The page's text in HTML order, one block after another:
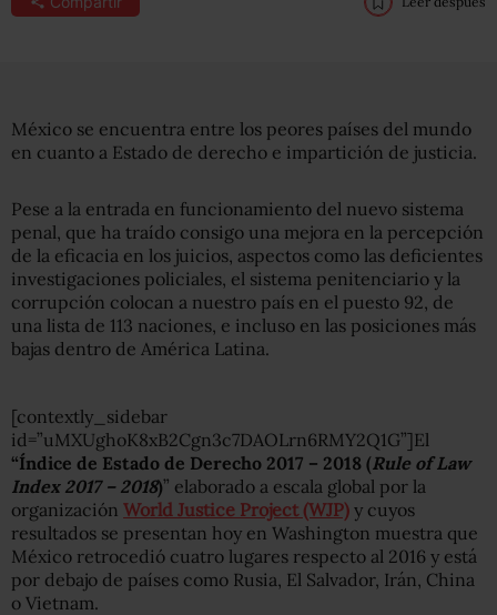
México se encuentra entre los peores países del mundo
en cuanto a Estado de derecho e impartición de justicia.
Pese a la entrada en funcionamiento del nuevo sistema
penal, que ha traído consigo una mejora en la percepción
de la eficacia en los juicios, aspectos como las deficientes
investigaciones policiales, el sistema penitenciario y la
corrupción colocan a nuestro país en el puesto 92, de
una lista de 113 naciones, e incluso en las posiciones más
bajas dentro de América Latina.
[contextly_sidebar
id=”uMXUghoK8xB2Cgn3c7DAOLrn6RMY2Q1G”]El
“Índice de Estado de Derecho 2017 – 2018 (Rule of Law
Index 2017 – 2018)” elaborado a escala global por la
organización World Justice Project (WJP) y cuyos
resultados se presentan hoy en Washington muestra que
México retrocedió cuatro lugares respecto al 2016 y está
por debajo de países como Rusia, El Salvador, Irán, China
o Vietnam.